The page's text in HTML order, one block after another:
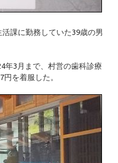
課に勤務していた39歳の男
年3月まで、村営の歯科診療
を着服した。